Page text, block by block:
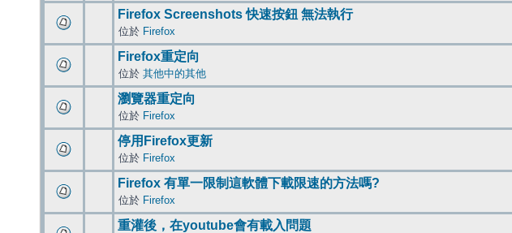
Firefox Screenshots 快速按鈕 無法執行
位於 Firefox
Firefox重定向
位於 其他中的其他
瀏覽器重定向
位於 Firefox
停用Firefox更新
位於 Firefox
Firefox 有單一限制這軟體下載限速的方法嗎?
位於 Firefox
重灌後，在youtube會有載入問題